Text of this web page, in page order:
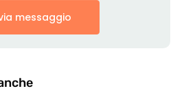
messaggio